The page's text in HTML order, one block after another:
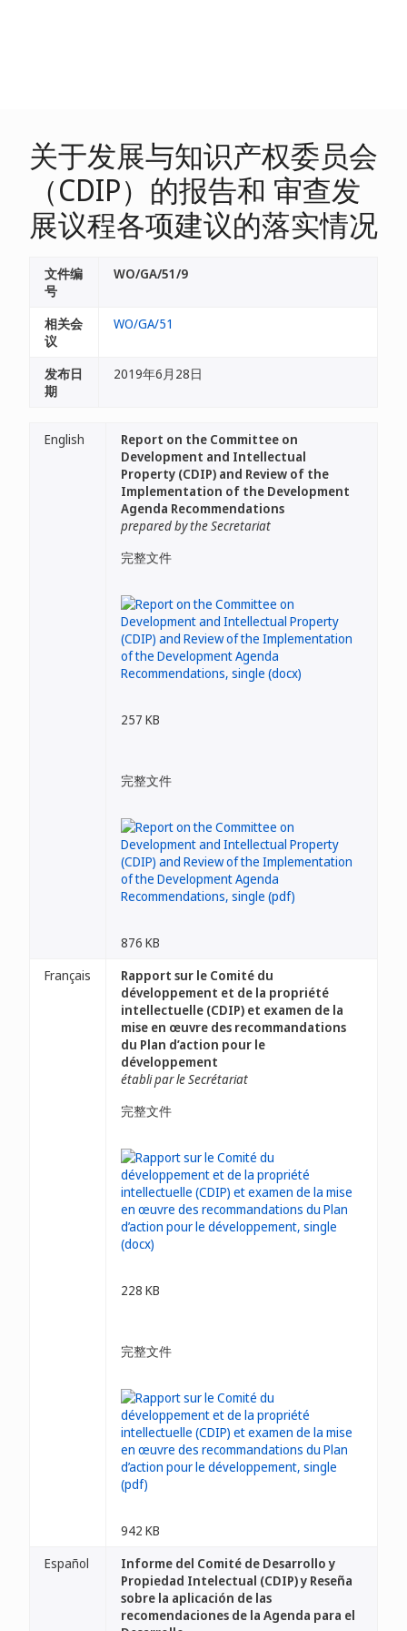
关于发展与知识产权委员会
（CDIP）的报告和 审查发
展议程各项建议的落实情况
文件编
号
WO/GA/51/9
相关会
议
WO/GA/51
发布日
期
2019年6月28日
English
Report on the Committee on
Development and Intellectual
Property (CDIP) and Review of the
Implementation of the Development
Agenda Recommendations
prepared by the Secretariat
完整文件
257 KB
完整文件
876 KB
Français
Rapport sur le Comité du
développement et de la propriété
intellectuelle (CDIP) et examen de la
mise en œuvre des recommandations
du Plan d’action pour le
développement
établi par le Secrétariat
完整文件
228 KB
完整文件
942 KB
Español
Informe del Comité de Desarrollo y
Propiedad Intelectual (CDIP) y Reseña
sobre la aplicación de las
recomendaciones de la Agenda para el